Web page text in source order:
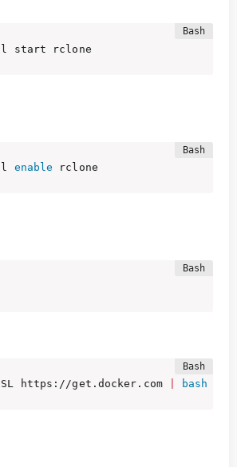
start rclone
enable rclone
https://get.docker.com bash